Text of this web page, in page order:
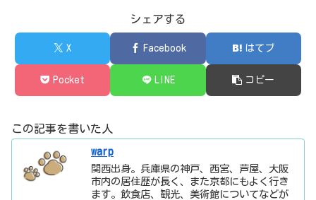
シェアする
X Facebook はてブ
Pocket LINE コピー
この記事を書いた人
warp
関西出身。兵庫県の神戸、西宮、芦屋、大阪
市内の居住歴が長く、また京都にもよく行き
ます。飲食店、観光、美術館についてなどが